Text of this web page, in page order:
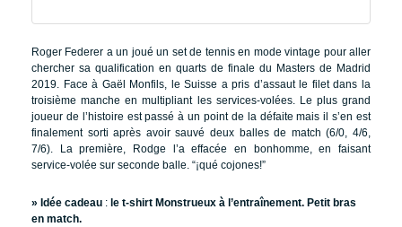
Roger Federer a un joué un set de tennis en mode vintage pour aller
chercher sa qualification en quarts de finale du Masters de Madrid
2019. Face à Gaël Monfils, le Suisse a pris d’assaut le filet dans la
troisième manche en multipliant les services-volées. Le plus grand
joueur de l’histoire est passé à un point de la défaite mais il s’en est
finalement sorti après avoir sauvé deux balles de match (6/0, 4/6,
7/6). La première, Rodge l’a effacée en bonhomme, en faisant
service-volée sur seconde balle. “¡qué cojones!”
» Idée cadeau : le t-shirt Monstrueux à l’entraînement. Petit bras
en match.